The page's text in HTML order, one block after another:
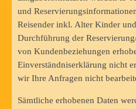
und
Reisender inkl. Alter Kinder
Durchführung der
von Kundenbeziehungen
Einverständniserklärung nicht
wir Ihre Anfragen nicht
Sämtliche erhobenen Daten